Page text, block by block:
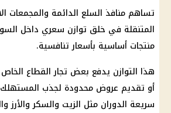
تساهم منافذ السلع الدائمة والمجمعات
المتنقلة في خلق توازن سعري داخل
منتجات أساسية بأسعار تنافسية.
هذا التوازن يدفع بعض تجارالقطاع الخاص
أو تقديم عروض محدودة لجذب
سريعة الدوران مثل الزيت والسكر والأرز